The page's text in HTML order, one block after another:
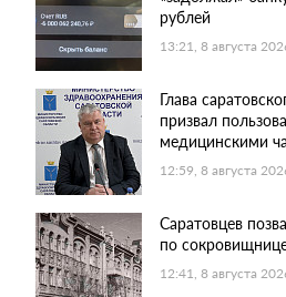
рублей
13:21, 8 августа
Глава
призвал
медицинскими
12:59, 8 августа
Саратовцев
по
12:41, 8 августа